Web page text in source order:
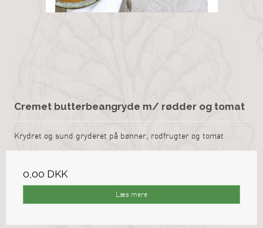
Cremet butterbeangryde m/ rødder og tomat
Krydret og sund gryderet på bønner, rodfrugter og tomat
0,00 DKK
Læs mere